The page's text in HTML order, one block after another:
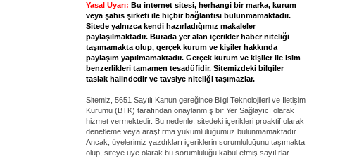
Yasal Uyarı: Bu internet sitesi, herhangi bir marka, kurum
veya şahıs şirketi ile hiçbir bağlantısı bulunmamaktadır.
Sitede yalnızca kendi hazırladığımız makaleler
paylaşılmaktadır. Burada yer alan içerikler haber niteliği
taşımamakta olup, gerçek kurum ve kişiler hakkında
paylaşım yapılmamaktadır. Gerçek kurum ve kişiler ile isim
benzerlikleri tamamen tesadüfidir. Sitemizdeki bilgiler
taslak halindedir ve tavsiye niteliği taşımazlar.
Sitemiz, 5651 Sayılı Kanun gereğince Bilgi Teknolojileri ve İletişim
Kurumu (BTK) tarafından onaylanmış bir Yer Sağlayıcı olarak
hizmet vermektedir. Bu nedenle, sitedeki içerikleri proaktif olarak
denetleme veya araştırma yükümlülüğümüz bulunmamaktadır.
Ancak, üyelerimiz yazdıkları içeriklerin sorumluluğunu taşımakta
olup, siteye üye olarak bu sorumluluğu kabul etmiş sayılırlar.